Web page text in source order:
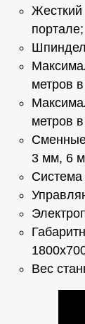
портале;
метров
метров
3 мм, 6
Система
Вес